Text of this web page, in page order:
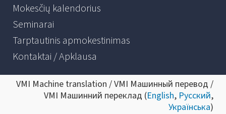
Mokesčių kalendorius
Seminarai
Tarptautinis apmokestinimas
Kontaktai / Apklausa
VMI Machine translation / VMI Машинный перевод /
VMI Машинний переклад (English, Русский,
Українська)